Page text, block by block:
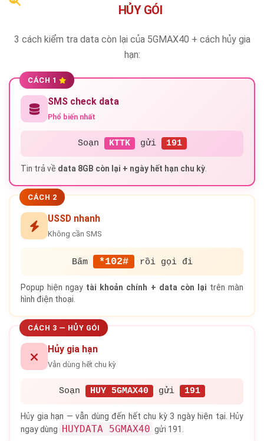
HỦY GÓI
3 cách kiểm tra data còn lại của 5GMAX40 + cách hủy gia
hạn:
CÁCH 1
SMS check data
Phổ biến nhất
Soạn KTTK gửi 191
Tin trả về data 8GB còn lại + ngày hết hạn chu kỳ
CÁCH 2
USSD nhanh
Không cần SMS
Bấm *102# rồi gọi đi
Popup hiện ngay tài khoản chính + data còn lại trên màn
hình điện thoại.
CÁCH 3 — HỦY GÓI
Hủy gia hạn
Vẫn dùng hết chu kỳ
Soạn HUY 5GMAX40 gửi 191
Hủy gia hạn — vẫn dùng đến hết chu kỳ 3 ngày hiện tại. Hủy
ngay dùng HUYDATA 5GMAX40 gửi 191.